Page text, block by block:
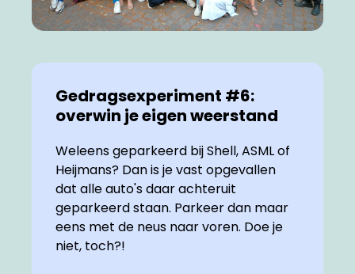
Gedragsexperiment #6:
overwin je eigen weerstand
Weleens geparkeerd bij Shell, ASML of
Heijmans? Dan is je vast opgevallen
dat alle auto's daar achteruit
geparkeerd staan. Parkeer dan maar
eens met de neus naar voren. Doe je
niet, toch?!